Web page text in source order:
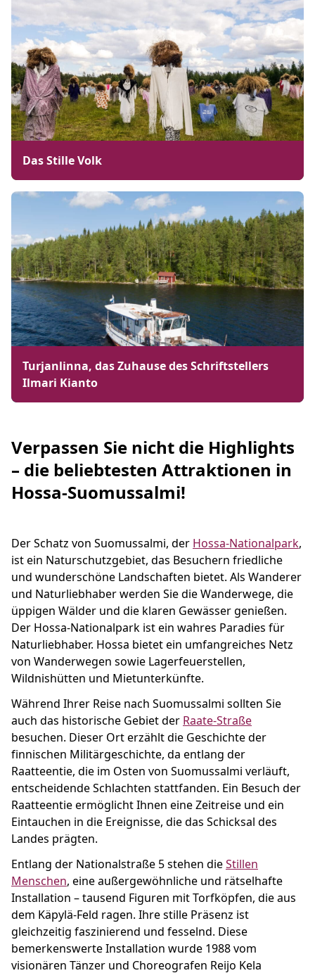
Das Stille Volk
Turjanlinna, das Zuhause des Schriftstellers
Ilmari Kianto
Verpassen Sie nicht die Highlights
– die beliebtesten Attraktionen in
Hossa-Suomussalmi!
Der Schatz von Suomussalmi, der Hossa-Nationalpark,
ist ein Naturschutzgebiet, das Besuchern friedliche
und wunderschöne Landschaften bietet. Als Wanderer
und Naturliebhaber werden Sie die Wanderwege, die
üppigen Wälder und die klaren Gewässer genießen.
Der Hossa-Nationalpark ist ein wahres Paradies für
Naturliebhaber. Hossa bietet ein umfangreiches Netz
von Wanderwegen sowie Lagerfeuerstellen,
Wildnishütten und Mietunterkünfte.
Während Ihrer Reise nach Suomussalmi sollten Sie
auch das historische Gebiet der Raate-Straße
besuchen. Dieser Ort erzählt die Geschichte der
finnischen Militärgeschichte, da entlang der
Raatteentie, die im Osten von Suomussalmi verläuft,
entscheidende Schlachten stattfanden. Ein Besuch der
Raatteentie ermöglicht Ihnen eine Zeitreise und ein
Eintauchen in die Ereignisse, die das Schicksal des
Landes prägten.
Entlang der Nationalstraße 5 stehen dieStillen
Menschen, eine außergewöhnliche und rätselhafte
Installation – tausend Figuren mit Torfköpfen, die aus
dem Käpylä-Feld ragen. Ihre stille Präsenz ist
gleichzeitig faszinierend und fesselnd. Diese
bemerkenswerte Installation wurde 1988 vom
visionären Tänzer und Choreografen Reijo Kela